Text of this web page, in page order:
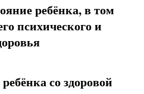
ребёнка, в том
психического и
со здоровой